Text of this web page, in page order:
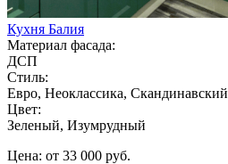
Кухня Балия
Материал фасада:
ДСП
Стиль:
Евро, Неоклассика, Скандинавский
Цвет:
Зеленый, Изумрудный
Цена: от 33 000 руб.